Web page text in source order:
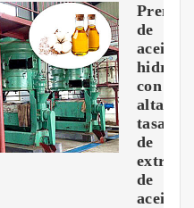
Prensa
de
aceite
con
alta
tasa
de
de
aceite